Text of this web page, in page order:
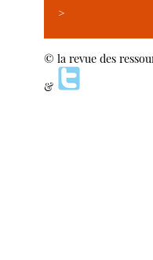
>
© la revue des
&